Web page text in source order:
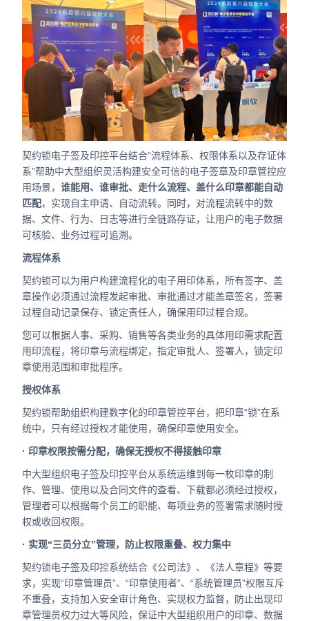
契约锁电子签及印控平台结合“流程体系、权限体系以及存证体
系”帮助中大型组织灵活构建安全可信的电子签章及印章管控应
用场景， 谁能用、谁审批、走什么流程、盖什么印章都能自动
匹配，实现自主申请、自动流转。同时，对流程流转中的数
据、文件、行为、日志等进行全链路存证，让用户的电子数据
可核验、业务过程可追溯。
流程体系
契约锁可以为用户构建流程化的电子用印体系，所有签字、盖
章操作必须通过流程发起审批、审批通过才能盖章签名，签署
过程自动记录保存、锁定责任人，确保用印过程合规。
您可以根据人事、采购、销售等各类业务的具体用印需求配置
用印流程，将印章与流程绑定，指定审批人、签署人，锁定印
章使用范围和审批程序。
授权体系
契约锁帮助组织构建数字化的印章管控平台，把印章“锁”在系
统中，只有经过授权才能使用，确保印章使用安全。
· 印章权限按需分配，确保无授权不得接触印章
中大型组织电子签及印控平台从系统运维到每一枚印章的制
作、管理、使用以及合同文件的查看、下载都必须经过授权，
管理者可以根据每个员工的职能、每项业务的签署需求随时授
权或收回权限。
· 实现“三员分立”管理，防止权限重叠、权力集中
契约锁电子签及印控系统结合《公司法》、《法人章程》等要
求，实现“印章管理员”、“印章使用者”、“系统管理员”权限互斥
不重叠，支持加入安全审计角色、实现权力监督，防止出现印
章管理员权力过大等风险，保证中大型组织用户的印章、数据